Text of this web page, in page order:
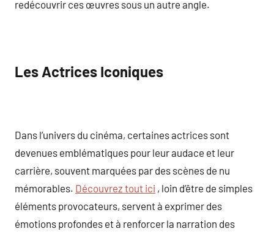
redécouvrir ces œuvres sous un autre angle.
Les Actrices Iconiques
Dans l’univers du cinéma, certaines actrices sont
devenues emblématiques pour leur audace et leur
carrière, souvent marquées par des scènes de nu
mémorables. Découvrez tout ici , loin d’être de simples
éléments provocateurs, servent à exprimer des
émotions profondes et à renforcer la narration des